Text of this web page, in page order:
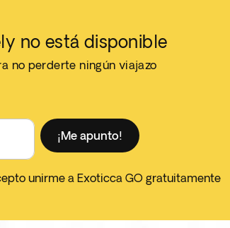
no está disponible
no perderte ningún viajazo
¡Me apunto!
unirme a Exoticca GO gratuitamente